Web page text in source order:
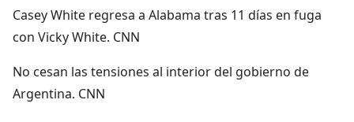
Casey White regresa a Alabama tras 11 días en fuga
con Vicky White. CNN
No cesan las tensiones al interior del gobierno de
Argentina. CNN